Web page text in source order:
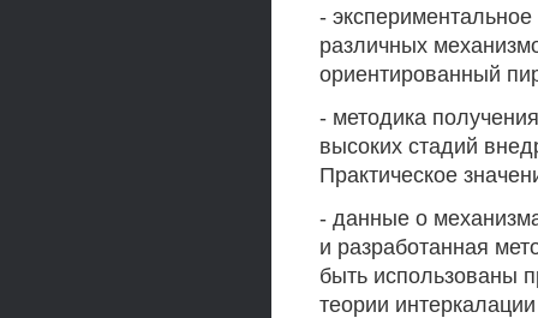
-
различных
ориентированный
- методика
высоких стадий
Практическое
- данные о
и разработанная
быть использованы
теории